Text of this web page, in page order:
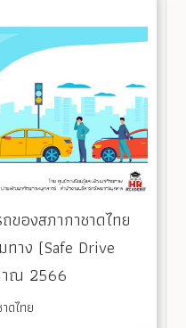
ของสภากาชาดไทย
าง (Safe Drive
าณ 2566
ดไทย